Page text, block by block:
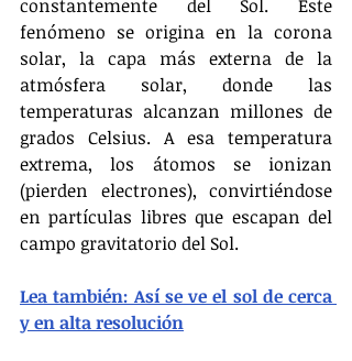
constantemente del Sol. Este
fenómeno se origina en la corona
solar, la capa más externa de la
atmósfera solar, donde las
temperaturas alcanzan millones de
grados Celsius. A esa temperatura
extrema, los átomos se ionizan
(pierden electrones), convirtiéndose
en partículas libres que escapan del
campo gravitatorio del Sol.
Lea también: Así se ve el sol de cerca
y en alta resolución